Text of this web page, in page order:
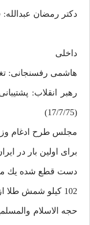
دكتر رمضان عبدالله:
داخلى
هاشمى رفسنجانى:
رهبر انقلاب:
(17/7/75)
مجلس طرح ادغام
براى اولين بار در
دست قطع شده يك مرد 38 ساله پيوند زده
102 كيلو شمش طلا از معدن موته استخراج شد.(22/7/75)
حجه الاسلام